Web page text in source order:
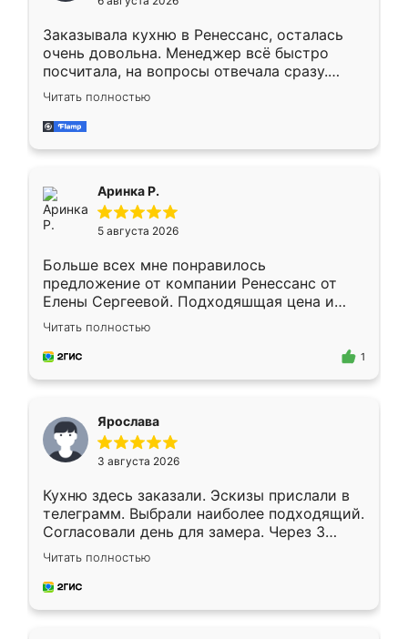
мебели буду заказывать только здесь.
Заказывала кухню в Ренессанс, осталась
очень довольна. Менеджер всё быстро
посчитала, на вопросы отвечала сразу.
Замерщик приехал в субботу, подошёл к
делу со всей ответственностью. Собрали
за день, ребята работали аккуратно, даже
Читать полностью
Аринка Р.
5 августа 2026
Больше всех мне понравилось
предложение от компании Ренессанс от
Елены Сергеевой. Подходяшщая цена и
короткие сроки изготовления. Приехавший
для замера сотрудник Владислав
предложил по моему эскизу самый
Читать полностью
1
Ярослава
3 августа 2026
Кухню здесь заказали. Эскизы прислали в
телеграмм. Выбрали наиболее подходящий.
Согласовали день для замера. Через 3
недели кухня была уже готова. Остались
довольны работой. Спасибо Ренессанс
мебель за качественную работу!
Читать полностью